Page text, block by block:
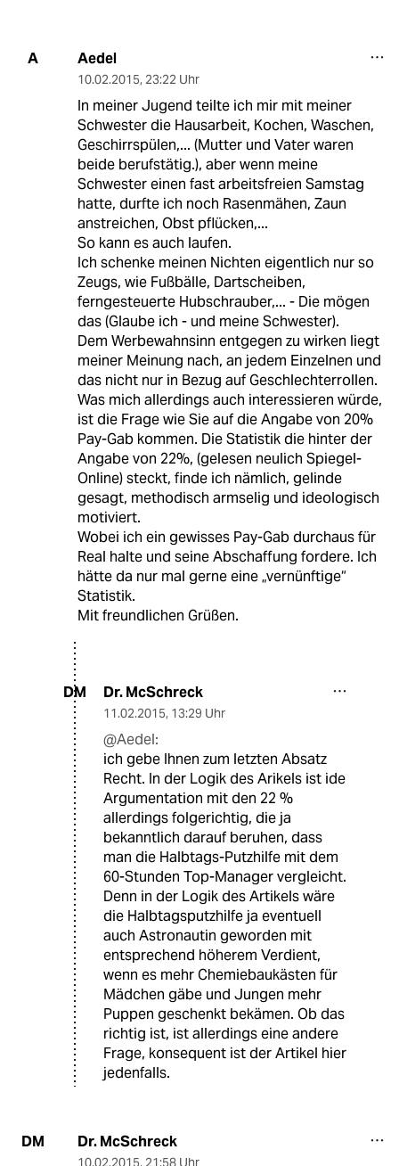
A Aedel
10.02.2015, 23:22 Uhr
In meiner Jugend teilte ich mir mit meiner
Schwester die Hausarbeit, Kochen, Waschen,
Geschirrspülen,... (Mutter und Vater waren
beide berufstätig.), aber wenn meine
Schwester einen fast arbeitsfreien Samstag
hatte, durfte ich noch Rasenmähen, Zaun
anstreichen, Obst pflücken,...
So kann es auch laufen.
Ich schenke meinen Nichten eigentlich nur so
Zeugs, wie Fußbälle, Dartscheiben,
ferngesteuerte Hubschrauber,... - Die mögen
das (Glaube ich - und meine Schwester).
Dem Werbewahnsinn entgegen zu wirken liegt
meiner Meinung nach, an jedem Einzelnen und
das nicht nur in Bezug auf Geschlechterrollen.
Was mich allerdings auch interessieren würde,
ist die Frage wie Sie auf die Angabe von 20%
Pay-Gab kommen. Die Statistik die hinter der
Angabe von 22%, (gelesen neulich Spiegel-
Online) steckt, finde ich nämlich, gelinde
gesagt, methodisch armselig und ideologisch
motiviert.
Wobei ich ein gewisses Pay-Gab durchaus für
Real halte und seine Abschaffung fordere. Ich
hätte da nur mal gerne eine „vernünftige“
Statistik.
Mit freundlichen Grüßen.
DM Dr. McSchreck
11.02.2015, 13:29 Uhr
@Aedel:
ich gebe Ihnen zum letzten Absatz
Recht. In der Logik des Arikels ist ide
Argumentation mit den 22 %
allerdings folgerichtig, die ja
bekanntlich darauf beruhen, dass
man die Halbtags-Putzhilfe mit dem
60-Stunden Top-Manager vergleicht.
Denn in der Logik des Artikels wäre
die Halbtagsputzhilfe ja eventuell
auch Astronautin geworden mit
entsprechend höherem Verdient,
wenn es mehr Chemiebaukästen für
Mädchen gäbe und Jungen mehr
Puppen geschenkt bekämen. Ob das
richtig ist, ist allerdings eine andere
Frage, konsequent ist der Artikel hier
jedenfalls.
DM Dr. McSchreck
10.02.2015, 21:58 Uhr